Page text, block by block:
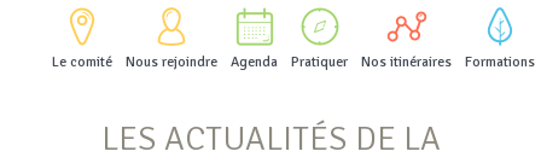
Le comité Nous rejoindre Agenda Pratiquer Nos itinéraires Formations
LES ACTUALITÉS DE LA